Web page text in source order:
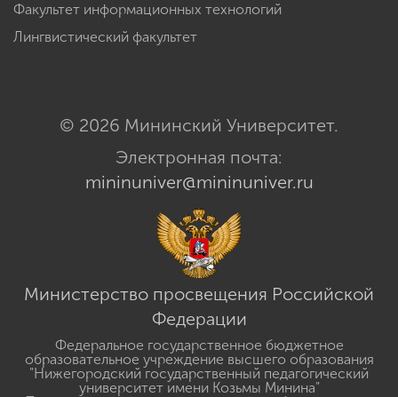
Факультет информационных технологий
Лингвистический факультет
© 2026 Мининский Университет.
Электронная почта:
mininuniver@mininuniver.ru
Министерство просвещения Российской
Федерации
Федеральное государственное бюджетное
образовательное учреждение высшего образования
"Нижегородский государственный педагогический
университет имени Козьмы Минина"